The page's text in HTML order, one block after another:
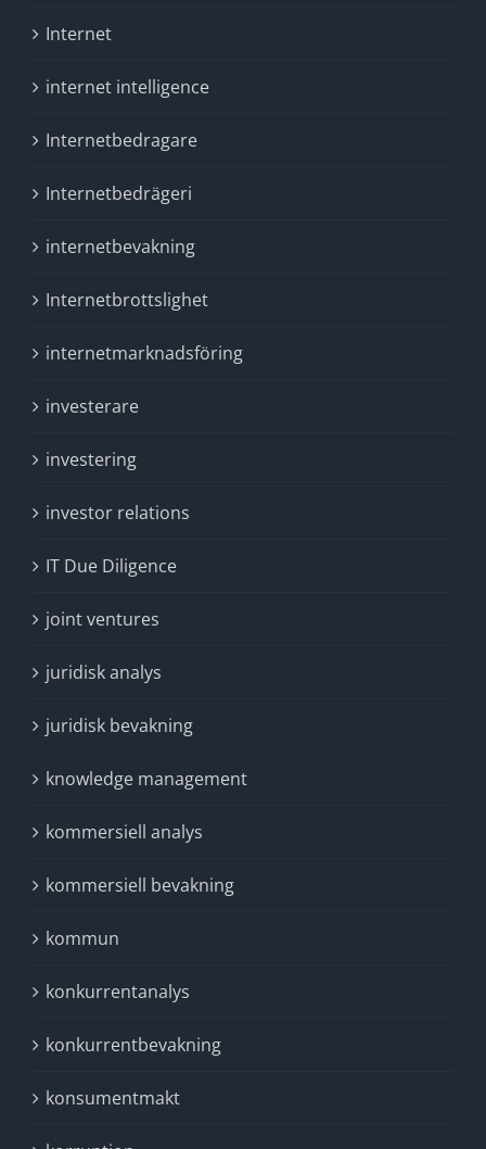
Internet
internet intelligence
Internetbedragare
Internetbedrägeri
internetbevakning
Internetbrottslighet
internetmarknadsföring
investerare
investering
investor relations
IT Due Diligence
joint ventures
juridisk analys
juridisk bevakning
knowledge management
kommersiell analys
kommersiell bevakning
kommun
konkurrentanalys
konkurrentbevakning
konsumentmakt